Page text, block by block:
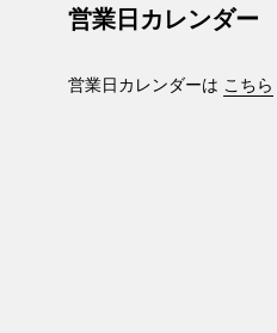
営業日カレンダー
営業日カレンダーは こちら